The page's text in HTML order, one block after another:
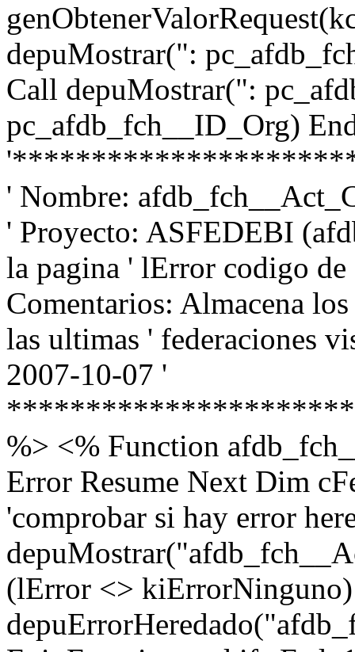
depuMostrar(":
Call depuMostrar(":
pc_afdb_fch__ID_Org)
' Nombre:
' Proyecto: ASFEDEBI
la pagina ' lError codigo
Comentarios: Almacena
las ultimas ' federaciones
2007-10-07 '
%> <% Function
Error Resume Next Dim
'comprobar si hay error
(lError <>